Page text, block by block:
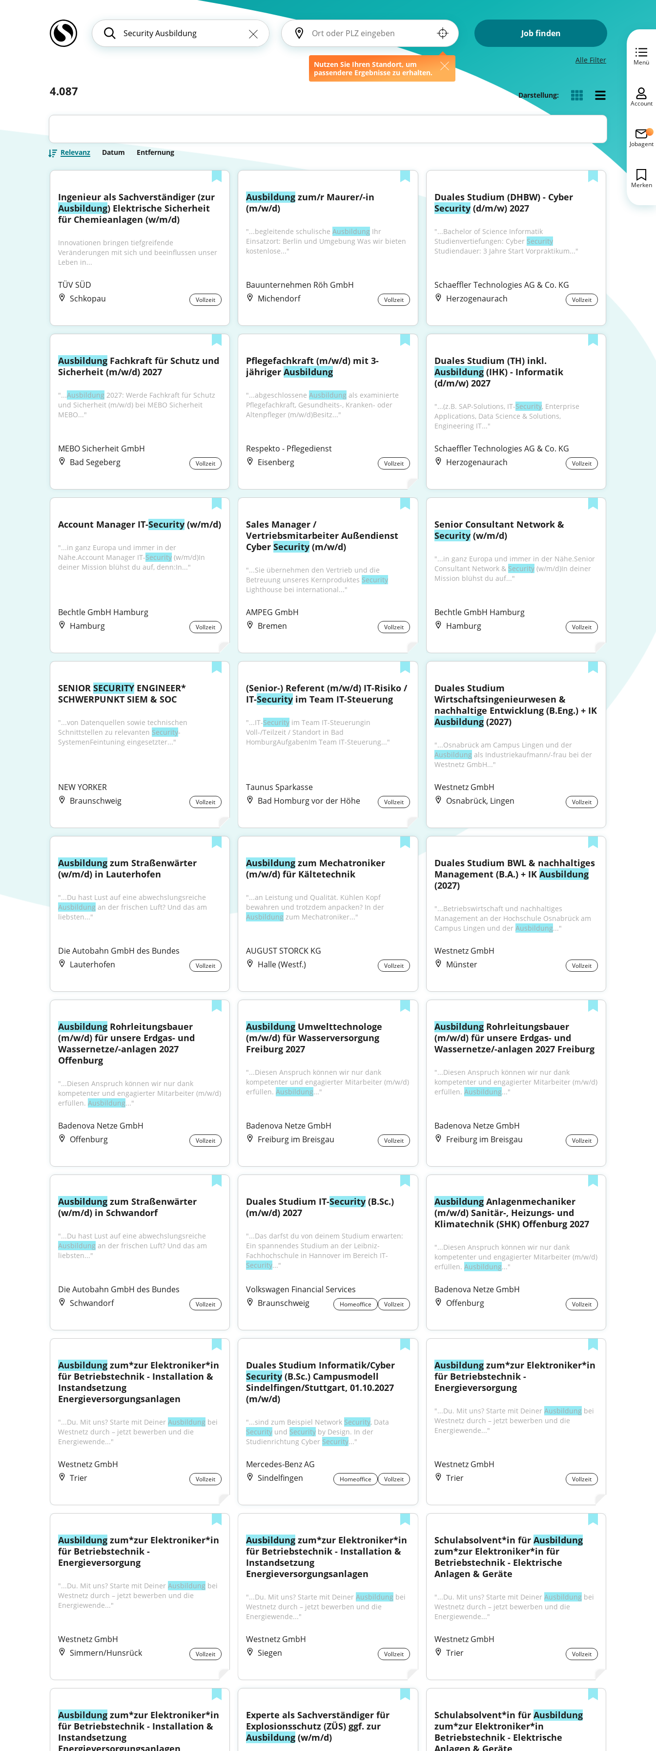
Nutzen Sie Ihren Standort, um
passendere Ergebnisse zu erhalten.
Job finden
Alle Filter
4.087 Darstellung:
Relevanz Datum Entfernung
Ausbildung) Elektrische Sicherheit
für Chemieanlagen (w/m/d)
Innovationen bringen tiefgreifende
Veränderungen mit sich und beeinflussen unser
Leben in...
TÜV SÜD
Schkopau
Vollzeit
Ausbildung zum/r Maurer/-in
(m/w/d)
"...begleitende schulische Ausbildung Ihr
Einsatzort: Berlin und Umgebung Was wir bieten
kostenlose..."
Bauunternehmen Röh GmbH
Michendorf
Vollzeit
Duales Studium (DHBW) - Cyber
Security (d/m/w) 2027
"...Bachelor of Science Informatik
Studienvertiefungen: Cyber Security
Studiendauer: 3 Jahre Start Vorpraktikum..."
Schaeffler Technologies AG & Co. KG
Herzogenaurach
Vollzeit
Ausbildung Fachkraft für Schutz und
Sicherheit (m/w/d) 2027
"...Ausbildung 2027: Werde Fachkraft für Schutz
und Sicherheit (m/w/d) bei MEBO Sicherheit
MEBO..."
MEBO Sicherheit GmbH
Bad Segeberg
Vollzeit
Pflegefachkraft (m/w/d) mit 3-
jähriger Ausbildung
"...abgeschlossene Ausbildung als examinierte
Pflegefachkraft, Gesundheits-, Kranken- oder
Altenpfleger (m/w/d)Besitz..."
Respekto - Pflegedienst
Eisenberg
Vollzeit
Ausbildung (IHK) - Informatik
(d/m/w) 2027
"...(z.B. SAP-Solutions, IT-Security, Enterprise
Applications, Data Science & Solutions,
Engineering IT..."
Schaeffler Technologies AG & Co. KG
Herzogenaurach
Vollzeit
Account Manager IT-Security (w/m/d)
"...in ganz Europa und immer in der
Nähe.Account Manager IT-Security (w/m/d)In
deiner Mission blühst du auf, denn:In..."
Bechtle GmbH Hamburg
Hamburg
Vollzeit
Sales Manager /
Vertriebsmitarbeiter Außendienst
Cyber Security (m/w/d)
"...Sie übernehmen den Vertrieb und die
Betreuung unseres Kernproduktes Security
Lighthouse bei international..."
AMPEG GmbH
Bremen
Vollzeit
Senior Consultant Network &
Security (w/m/d)
"...in ganz Europa und immer in der Nähe.Senior
Consultant Network & Security (w/m/d)In deiner
Mission blühst du auf..."
Bechtle GmbH Hamburg
Hamburg
Vollzeit
SENIOR SECURITY ENGINEER*
SCHWERPUNKT SIEM & SOC
"...von Datenquellen sowie technischen
Schnittstellen zu relevanten Security-
SystemenFeintuning eingesetzter..."
NEW YORKER
Braunschweig
Vollzeit
(Senior-) Referent (m/w/d) IT-Risiko /
IT-Security im Team IT-Steuerung
"...IT-Security im Team IT-Steuerungin
Voll-/Teilzeit / Standort in Bad
HomburgAufgabenIm Team IT-Steuerung..."
Taunus Sparkasse
Bad Homburg vor der Höhe
Vollzeit
Duales Studium
Wirtschaftsingenieurwesen &
nachhaltige Entwicklung (B.Eng.) + IK
Ausbildung (2027)
"...Osnabrück am Campus Lingen und der
Ausbildung als Industriekaufmann/-frau bei der
Westnetz GmbH..."
Westnetz GmbH
Osnabrück, Lingen
Vollzeit
Ausbildung zum Straßenwärter
(w/m/d) in Lauterhofen
Ausbildung an der frischen Luft? Und das am
liebsten..."
Die Autobahn GmbH des Bundes
Lauterhofen
Vollzeit
Ausbildung zum Mechatroniker
(m/w/d) für Kältetechnik
"...an Leistung und Qualität. Kühlen Kopf
Ausbildung zum Mechatroniker..."
AUGUST STORCK KG
Halle (Westf.)
Vollzeit
Duales Studium BWL & nachhaltiges
Management (B.A.) + IK Ausbildung
(2027)
"...Betriebswirtschaft und nachhaltiges
Management an der Hochschule Osnabrück am
Campus Lingen und der Ausbildung..."
Westnetz GmbH
Münster
Vollzeit
Ausbildung Rohrleitungsbauer
(m/w/d) für unsere Erdgas- und
Wassernetze/-anlagen 2027
Offenburg
"...Diesen Anspruch können wir nur dank
kompetenter und engagierter Mitarbeiter (m/w/d)
erfüllen. Ausbildung..."
Badenova Netze GmbH
Offenburg
Vollzeit
Ausbildung Umwelttechnologe
(m/w/d) für Wasserversorgung
Freiburg 2027
"...Diesen Anspruch können wir nur dank
kompetenter und engagierter Mitarbeiter (m/w/d)
erfüllen. Ausbildung..."
Badenova Netze GmbH
Freiburg im Breisgau
Vollzeit
Ausbildung Rohrleitungsbauer
(m/w/d) für unsere Erdgas- und
Wassernetze/-anlagen 2027 Freiburg
"...Diesen Anspruch können wir nur dank
kompetenter und engagierter Mitarbeiter (m/w/d)
erfüllen. Ausbildung..."
Badenova Netze GmbH
Freiburg im Breisgau
Vollzeit
Ausbildung zum Straßenwärter
(w/m/d) in Schwandorf
Ausbildung an der frischen Luft? Und das am
liebsten..."
Die Autobahn GmbH des Bundes
Schwandorf
Vollzeit
Duales Studium IT-Security (B.Sc.)
(m/w/d) 2027
"...Das darfst du von deinem Studium erwarten:
Ein spannendes Studium an der Leibniz-
Fachhochschule in Hannover im Bereich IT-
Security..."
Volkswagen Financial Services
Braunschweig
Homeoffice Vollzeit
Ausbildung Anlagenmechaniker
(m/w/d) Sanitär-, Heizungs- und
Klimatechnik (SHK) Offenburg 2027
"...Diesen Anspruch können wir nur dank
kompetenter und engagierter Mitarbeiter (m/w/d)
erfüllen. Ausbildung..."
Badenova Netze GmbH
Offenburg
Vollzeit
Ausbildung zum*zur Elektroniker*in
für Betriebstechnik - Installation &
Instandsetzung
Energieversorgungsanlagen
"...Du. Mit uns? Starte mit Deiner Ausbildung bei
Westnetz durch – jetzt bewerben und die
Energiewende..."
Westnetz GmbH
Trier
Vollzeit
Security (B.Sc.) Campusmodell
Sindelfingen/Stuttgart, 01.10.2027
(m/w/d)
"...sind zum Beispiel Network Security
Security und Security by Design. In der
Studienrichtung Cyber Security..."
Mercedes-Benz AG
Sindelfingen
Homeoffice Vollzeit
Ausbildung zum*zur Elektroniker*in
für Betriebstechnik -
Energieversorgung
"...Du. Mit uns? Starte mit Deiner Ausbildung bei
Westnetz durch – jetzt bewerben und die
Energiewende..."
Westnetz GmbH
Trier
Vollzeit
Ausbildung zum*zur Elektroniker*in
für Betriebstechnik -
Energieversorgung
"...Du. Mit uns? Starte mit Deiner Ausbildung bei
Westnetz durch – jetzt bewerben und die
Energiewende..."
Westnetz GmbH
Simmern/Hunsrück
Vollzeit
Ausbildung zum*zur Elektroniker*in
für Betriebstechnik - Installation &
Instandsetzung
Energieversorgungsanlagen
"...Du. Mit uns? Starte mit Deiner Ausbildung bei
Westnetz durch – jetzt bewerben und die
Energiewende..."
Westnetz GmbH
Siegen
Vollzeit
Schulabsolvent*in für Ausbildung
zum*zur Elektroniker*in für
Betriebstechnik - Elektrische
Anlagen & Geräte
"...Du. Mit uns? Starte mit Deiner Ausbildung bei
Westnetz durch – jetzt bewerben und die
Energiewende..."
Westnetz GmbH
Trier
Vollzeit
Ausbildung zum*zur Elektroniker*in
für Betriebstechnik - Installation &
Instandsetzung
Energieversorgungsanlagen
Experte als Sachverständiger für
Ausbildung (w/m/d)
Schulabsolvent*in für Ausbildung
zum*zur Elektroniker*in
Betriebstechnik - Elektrische
Anlagen & Geräte
Menü
Account
Jobagent
Merken